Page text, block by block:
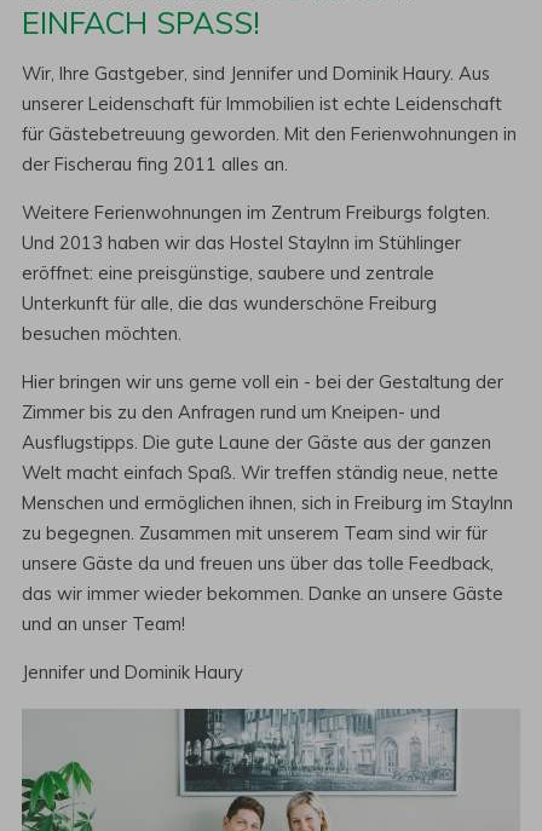
EINFACH SPASS!
Wir, Ihre Gastgeber, sind Jennifer und Dominik Haury. Aus
unserer Leidenschaft für Immobilien ist echte Leidenschaft
für Gästebetreuung geworden. Mit den Ferienwohnungen in
der Fischerau fing 2011 alles an.
Weitere Ferienwohnungen im Zentrum Freiburgs folgten.
Und 2013 haben wir das Hostel StayInn im Stühlinger
eröffnet: eine preisgünstige, saubere und zentrale
Unterkunft für alle, die das wunderschöne Freiburg
besuchen möchten.
Hier bringen wir uns gerne voll ein - bei der Gestaltung der
Zimmer bis zu den Anfragen rund um Kneipen- und
Ausflugstipps. Die gute Laune der Gäste aus der ganzen
Welt macht einfach Spaß. Wir treffen ständig neue, nette
Menschen und ermöglichen ihnen, sich in Freiburg im StayInn
zu begegnen. Zusammen mit unserem Team sind wir für
unsere Gäste da und freuen uns über das tolle Feedback,
das wir immer wieder bekommen. Danke an unsere Gäste
und an unser Team!
Jennifer und Dominik Haury